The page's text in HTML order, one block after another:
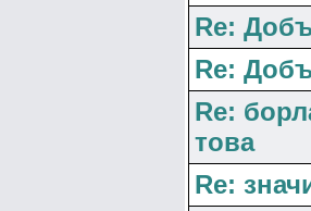
Re:
Re:
Re:
това
Re: